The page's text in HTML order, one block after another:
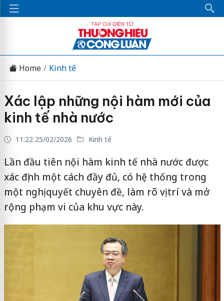
Home Kinh tế
Xác lập những nội hàm mới của
kinh tế nhà nước
11:22 25/02/2026 Kinh tế
Lần đầu tiên nội hàm kinh tế nhà nước được
xác định một cách đầy đủ, có hệ thống trong
một nghị quyết chuyên đề, làm rõ vị trí và mở
rộng phạm vi của khu vực này.